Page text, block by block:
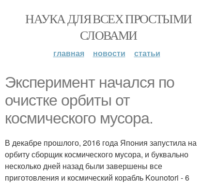
НАУКА ДЛЯ ВСЕХ ПРОСТЫМИ
СЛОВАМИ
главная новости статьи
Эксперимент начался по
очистке орбиты от
космического мусора.
В декабре прошлого, 2016 года Япония запустила на
орбиту сборщик космического мусора, и буквально
несколько дней назад были завершены все
приготовления и космический корабль Kounotori - 6